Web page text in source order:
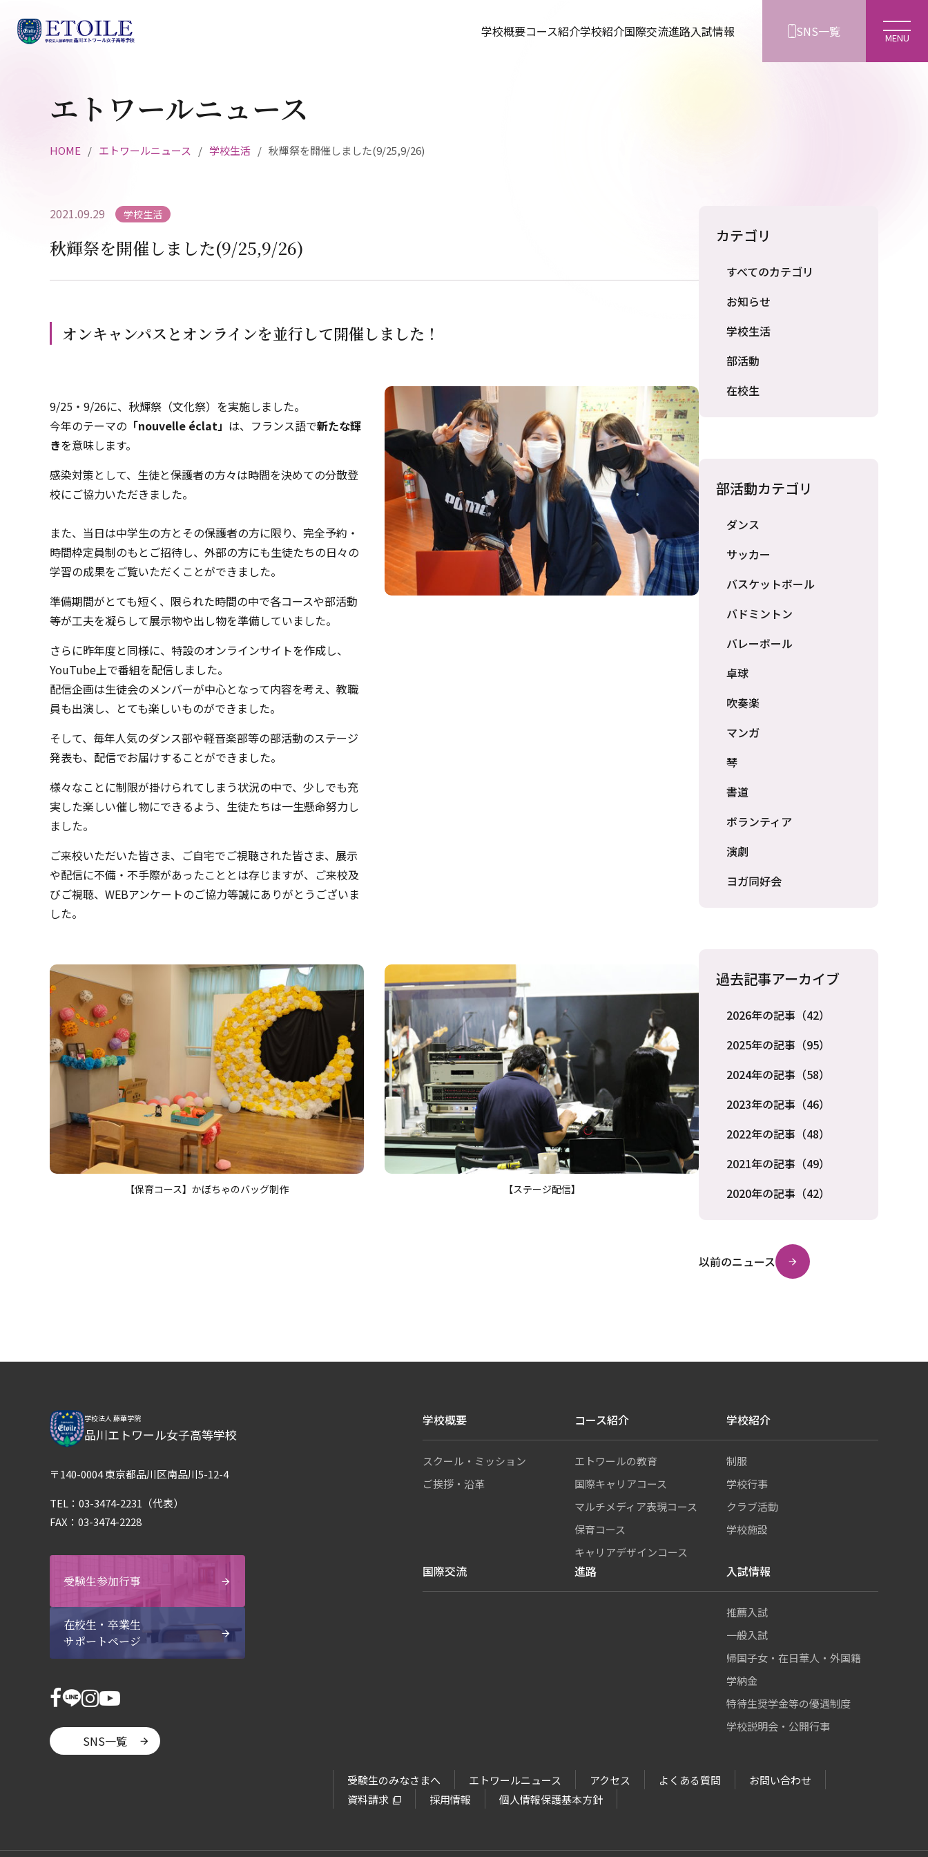
学校概要コース紹介学校紹介国際交流進路入試情報 SNS一覧
エトワールニュース
HOME エトワールニュース 学校生活 秋輝祭を開催しました(9/25,9/26)
2021.09.29 学校生活
秋輝祭を開催しました(9/25,9/26)
オンキャンパスとオンラインを並行して開催しました！
9/25・9/26に、秋輝祭（文化祭）を実施しました。
今年のテーマの 「nouvelle éclat」 は、フランス語で新たな輝
きを意味します。
感染対策として、生徒と保護者の方々は時間を決めての分散登
校にご協力いただきました。
また、当日は中学生の方とその保護者の方に限り、完全予約・
時間枠定員制のもとご招待し、外部の方にも生徒たちの日々の
学習の成果をご覧いただくことができました。
準備期間がとても短く、限られた時間の中で各コースや部活動
等が工夫を凝らして展示物や出し物を準備していました。
さらに昨年度と同様に、特設のオンラインサイトを作成し、
YouTube上で番組を配信しました。
配信企画は生徒会のメンバーが中心となって内容を考え、教職
員も出演し、とても楽しいものができました。
そして、毎年人気のダンス部や軽音楽部等の部活動のステージ
発表も、配信でお届けすることができました。
様々なことに制限が掛けられてしまう状況の中で、少しでも充
実した楽しい催し物にできるよう、生徒たちは一生懸命努力し
ました。
ご来校いただいた皆さま、ご自宅でご視聴された皆さま、展示
や配信に不備・不手際があったこととは存じますが、ご来校及
びご視聴、WEBアンケートのご協力等誠にありがとうございま
した。
【保育コース】かぼちゃのバッグ制作 【ステージ配信】
カテゴリ
すべてのカテゴリ
お知らせ
学校生活
部活動
在校生
部活動カテゴリ
ダンス
サッカー
バスケットボール
バドミントン
バレーボール
卓球
吹奏楽
マンガ
琴
書道
ボランティア
演劇
ヨガ同好会
過去記事アーカイブ
2026年の記事（42）
2025年の記事（95）
2024年の記事（58）
2023年の記事（46）
2022年の記事（48）
2021年の記事（49）
2020年の記事（42）
以前のニュース
学校法人 藤華学院
品川エトワール女子高等学校
〒140-0004 東京都品川区南品川5-12-4
TEL： 03-3474-2231 （代表）
FAX：03-3474-2228
受験生参加行事
在校生・卒業生
サポートページ
SNS一覧
学校概要
スクール・ミッション
ご挨拶・沿革
コース紹介
エトワールの教育
国際キャリアコース
マルチメディア表現コース
保育コース
キャリアデザインコース
学校紹介
制服
学校行事
クラブ活動
学校施設
国際交流 進路 入試情報
推薦入試
一般入試
帰国子女・在日華人・外国籍
学納金
特待生奨学金等の優遇制度
学校説明会・公開行事
受験生のみなさまへ エトワールニュース アクセス よくある質問
お問い合わせ
資料請求
採用情報 個人情報保護基本方針